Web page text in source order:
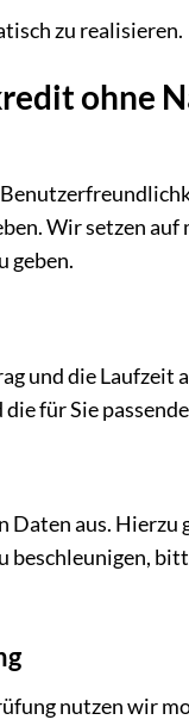
zu realisieren.
ohne
Wir setzen auf
geben.
und die Laufzeit
für Sie
aus. Hierzu
nutzen wir